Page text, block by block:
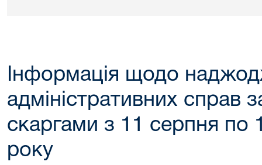
Інформація щодо
адміністративних справ
скаргами з 11 серпня по
року